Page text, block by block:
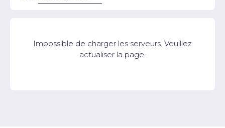
Impossible de charger les serveurs. Veuillez
actualiser la page.